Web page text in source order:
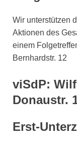
Wir unterstützen
Aktionen des
einem
Bernhardstr. 12
viSdP:
Donaustr.
Erst-